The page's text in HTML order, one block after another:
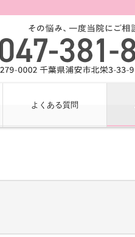
よくある質問